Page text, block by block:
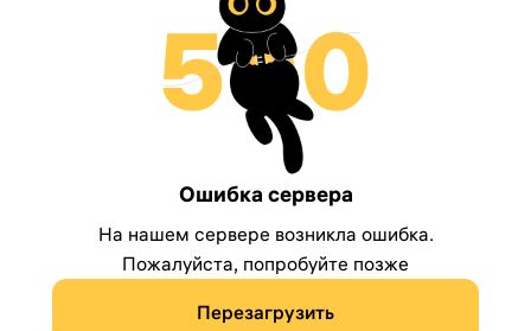
Ошибка сервера
На нашем сервере возникла ошибка.
Пожалуйста, попробуйте позже
Перезагрузить